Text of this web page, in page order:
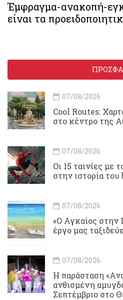
Έμφραγμα-ανακοπή-
είναι τα
07/08/2026
Cool Routes:
στο κέντρο της
07/08/2026
Οι 15 ταινίες με
στην ιστορία
07/08/2026
«Ο Αγκαίος στην
έργο μας
07/08/2026
Η παράσταση
ανθισμένη
Σεπτέμβριο στο